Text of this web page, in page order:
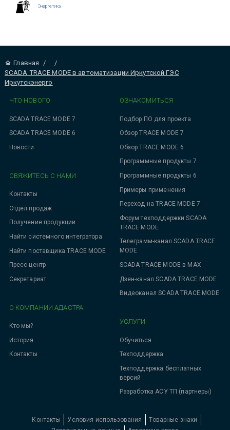
Энергетика
Главная /
/
SCADA TRACE MODE в автоматизации Иркутской ГЭС
Иркутскэнерго
ЧТО НОВОГО
SCADA TRACE MODE 7
SCADA TRACE MODE 6
Новости
ОЗНАКОМИТЬСЯ
Подбор ПО для проекта
Обзор TRACE MODE 7
Обзор TRACE MODE 6
Программные продукты 7
Программные продукты 6
Примеры применения
Переход на TRACE MODE 7
Форум техподдержки SCADA
TRACE MODE
Телеграмм-канал SCADA TRACE
MODE
SCADA TRACE MODE в MAX
Дзен-канал SCADA TRACE MODE
Видеоканал SCADA TRACE MODE
УСЛУГИ
Обучиться
Техподдержка
Техподдержка бесплатных
версий
Разработка АСУ ТП (партнеры)
СВЯЖИТЕСЬ С НАМИ
Контакты
Отдел продаж
Получение продукции
Найти системного интегратора
Найти поставщика TRACE MODE
Пресс-центр
Секретариат
О КОМПАНИИ АДАСТРА
Кто мы?
История
Контакты
Контакты Условия использования
Товарные знаки